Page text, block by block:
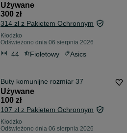
Używane
300 zł
314 zł z Pakietem Ochronnym
Kłodzko
Odświeżono dnia 06 sierpnia 2026
44 Fioletowy Asics
Buty komunijne rozmiar 37
Używane
100 zł
107 zł z Pakietem Ochronnym
Kłodzko
Odświeżono dnia 06 sierpnia 2026